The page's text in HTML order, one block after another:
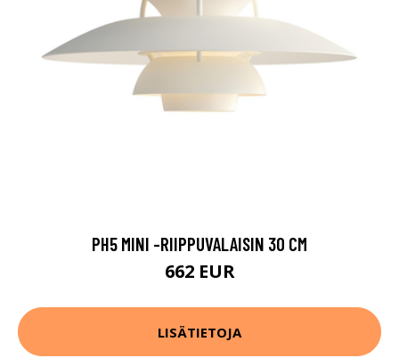
PH5 MINI -RIIPPUVALAISIN 30 CM
662 EUR
LISÄTIETOJA